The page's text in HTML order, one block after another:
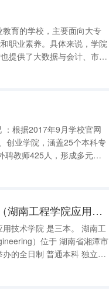
育的学校，主要面向大专
职业素养。具体来说，学院
提供了大数据与会计、市场
创业学院，涵盖25个本科专
聘教师425人，形成多元化
湖南工程学院应用技术学院是几本？是二本还是三本（湖南工程学院应用技术学院是几本）
）位于 湖南省湘潭市
的全日制 普通本科 独立学